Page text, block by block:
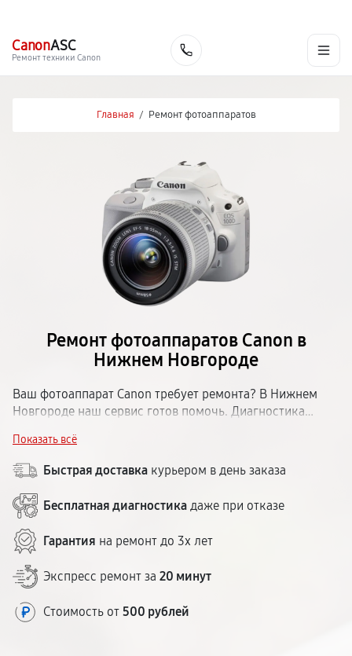
CanonASC
Ремонт техники Canon
Главная / Ремонт фотоаппаратов
Ремонт фотоаппаратов Canon в
Нижнем Новгороде
Ваш фотоаппарат Canon требует ремонта? В Нижнем
Новгороде наш сервис готов помочь. Диагностика
точную стоимость. Принимаем все модели камер Кэнон:
зеркальные, беззеркальные, компактные. Ремонт
обычно занимает 1–5 дней. На работы и запчасти даём
гарантию до 12 месяцев. Центр расположен в удобном
районе города.
Показать всё
Быстрая доставка курьером в день заказа
Бесплатная диагностика даже при отказе
Гарантия на ремонт до 3х лет
Экспресс ремонт за 20 минут
Стоимость от 500 рублей